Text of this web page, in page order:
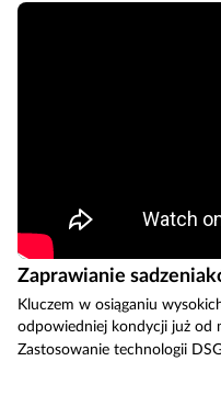
Zaprawianie
Kluczem w osiąganiu
odpowiedniej kondycji już od
Zastosowanie technologii